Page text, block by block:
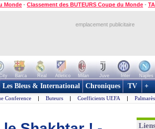
Monde - Classement des BUTEURS Coupe du Monde -
emplacement publicitaire
Barca Real Atletico Milan Juve Inter Naples
Les Bleus & International Chroniques TV +
Conference | Buteurs | Coefficients UEFA |